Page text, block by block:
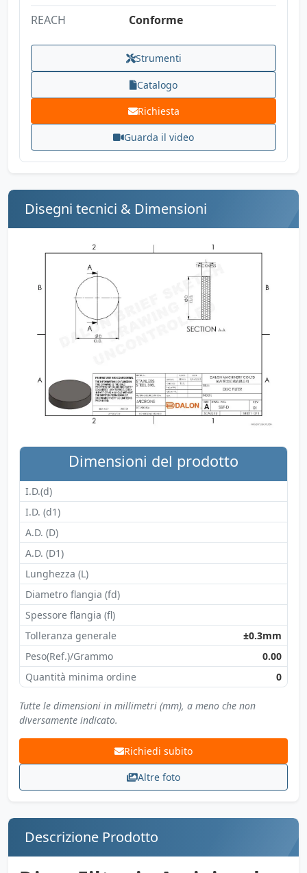
REACH
Conforme
Strumenti
Catalogo
Richiesta
Guarda il video
Disegni tecnici & Dimensioni
Dimensioni del prodotto
I.D.(d)
I.D. (d1)
A.D. (D)
A.D. (D1)
Lunghezza (L)
Diametro flangia (fd)
Spessore flangia (fl)
Tolleranza generale
±0.3mm
Peso(Ref.)/Grammo
0.00
Quantità minima ordine
0
Tutte le dimensioni in millimetri (mm), a meno che non
diversamente indicato.
Richiedi subito
Altre foto
Descrizione Prodotto